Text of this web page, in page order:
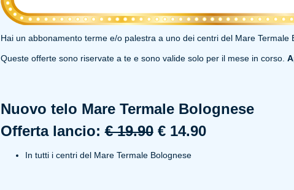
Hai un abbonamento terme e/o palestra a uno dei centri del Mare Termale
Queste offerte sono riservate a te e sono valide solo per il mese in corso.
Nuovo telo Mare Termale Bolognese
Offerta lancio:€ 19.90€ 14.90
In tutti i centri del Mare Termale Bolognese